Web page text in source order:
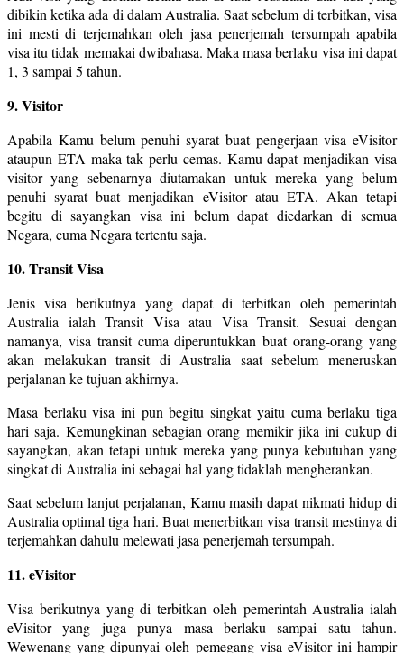
dibikin ketika ada di dalam Australia. Saat sebelum di terbitkan, visa
ini mesti di terjemahkan oleh jasa penerjemah tersumpah apabila
visa itu tidak memakai dwibahasa. Maka masa berlaku visa ini dapat
1, 3 sampai 5 tahun.
9. Visitor
Apabila Kamu belum penuhi syarat buat pengerjaan visa eVisitor
ataupun ETA maka tak perlu cemas. Kamu dapat menjadikan visa
visitor yang sebenarnya diutamakan untuk mereka yang belum
penuhi syarat buat menjadikan eVisitor atau ETA. Akan tetapi
begitu di sayangkan visa ini belum dapat diedarkan di semua
Negara, cuma Negara tertentu saja.
10. Transit Visa
Jenis visa berikutnya yang dapat di terbitkan oleh pemerintah
Australia ialah Transit Visa atau Visa Transit. Sesuai dengan
namanya, visa transit cuma diperuntukkan buat orang-orang yang
akan melakukan transit di Australia saat sebelum meneruskan
perjalanan ke tujuan akhirnya.
Masa berlaku visa ini pun begitu singkat yaitu cuma berlaku tiga
hari saja. Kemungkinan sebagian orang memikir jika ini cukup di
sayangkan, akan tetapi untuk mereka yang punya kebutuhan yang
singkat di Australia ini sebagai hal yang tidaklah mengherankan.
Saat sebelum lanjut perjalanan, Kamu masih dapat nikmati hidup di
Australia optimal tiga hari. Buat menerbitkan visa transit mestinya di
terjemahkan dahulu melewati jasa penerjemah tersumpah.
11. eVisitor
Visa berikutnya yang di terbitkan oleh pemerintah Australia ialah
eVisitor yang juga punya masa berlaku sampai satu tahun.
Wewenang yang dipunyai oleh pemegang visa eVisitor ini hampir